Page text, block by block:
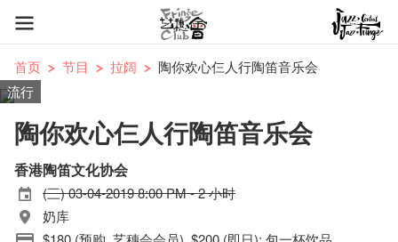
首页 节目 拉阔
陶你欢心仨人行陶笛音乐会
流行
陶你欢心仨人行陶笛音乐会
香港陶笛文化协会
(三) 03-04-2019 8:00 PM - 2 小时
奶库